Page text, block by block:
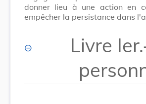
donner lieu à une action en
empêcher la persistance dans
Livre